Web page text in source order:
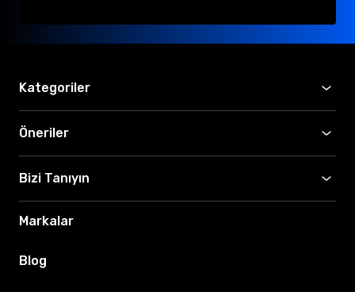
Kategoriler
Öneriler
Bizi Tanıyın
Markalar
Blog